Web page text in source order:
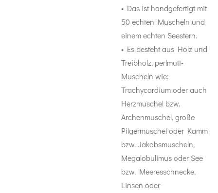
• Das ist handgefertigt mit
50 echten Muscheln und
einem echten Seestern.
• Es besteht aus Holz und
Treibholz, perlmutt-
Muscheln wie:
Trachycardium oder auch
Herzmuschel bzw.
Archenmuschel, große
Pilgermuschel oder Kamm
bzw. Jakobsmuscheln,
Megalobulimus oder See
bzw. Meeresschnecke,
Linsen oder